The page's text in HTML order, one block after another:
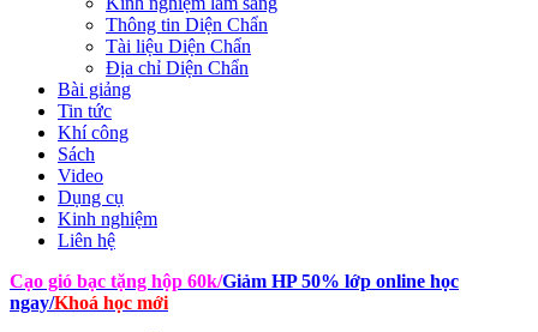
Thông tin Diện Chẩn
Tài liệu Diện Chẩn
Địa chỉ Diện Chẩn
Bài giảng
Tin tức
Khí công
Sách
Video
Dụng cụ
Kinh nghiệm
Liên hệ
Cạo gió bạc tặng hộp 60k/Giảm HP 50% lớp online học
ngay/Khoá học mới